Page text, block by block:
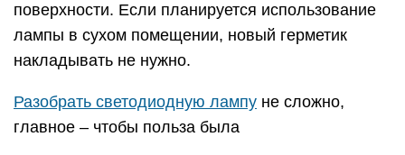
поверхности. Если планируется использование
лампы в сухом помещении, новый герметик
накладывать не нужно.
Разобрать светодиодную лампу не сложно,
главное – чтобы польза была